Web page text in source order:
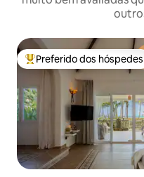
Entre os melhores
Preferido dos hóspedes